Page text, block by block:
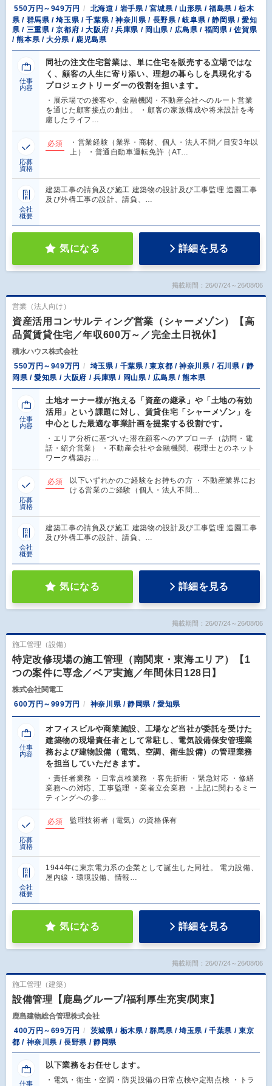
550万円～949万円
北海道 / 岩手県 / 宮城県 / 山形県 / 福島県 / 栃木
県 / 群馬県 / 埼玉県 / 千葉県 / 神奈川県 / 長野県 / 岐阜県 / 静岡県 / 愛知
県 / 三重県 / 京都府 / 大阪府 / 兵庫県 / 岡山県 / 広島県 / 福岡県 / 佐賀県
/ 熊本県 / 大分県 / 鹿児島県
仕事
内容
同社の注文住宅営業は、単に住宅を販売する立場ではな
く、顧客の人生に寄り添い、理想の暮らしを具現化する
プロジェクトリーダーの役割を担います。
・展示場での接客や、金融機関・不動産会社へのルート営業
を通じた顧客接点の創出。 ・顧客の家族構成や将来設計を考
慮したライフ…
応募
資格
必須
・営業経験（業界・商材、個人・法人不問／目安3年以
上） ・普通自動車運転免許（AT…
会社
概要
建築工事の請負及び施工 建築物の設計及び工事監理 造園工事
及び外構工事の設計、請負、…
気になる 詳細を見る
掲載期間：26/07/24～26/08/06
営業（法人向け）
資産活用コンサルティング営業（シャーメゾン）【高
品質賃貸住宅／年収600万～／完全土日祝休】
積水ハウス株式会社
550万円～949万円
埼玉県 / 千葉県 / 東京都 / 神奈川県 / 石川県 / 静
岡県 / 愛知県 / 大阪府 / 兵庫県 / 岡山県 / 広島県 / 熊本県
仕事
内容
土地オーナー様が抱える「資産の継承」や「土地の有効
活用」という課題に対し、賃貸住宅「シャーメゾン」を
中心とした最適な事業計画を提案する役割です。
・エリア分析に基づいた潜在顧客へのアプローチ（訪問・電
話・紹介営業） ・不動産会社や金融機関、税理士とのネット
ワーク構築お…
応募
資格
必須
以下いずれかのご経験をお持ちの方 ・不動産業界にお
ける営業のご経験（個人・法人不問…
会社
概要
建築工事の請負及び施工 建築物の設計及び工事監理 造園工事
及び外構工事の設計、請負、…
気になる 詳細を見る
掲載期間：26/07/24～26/08/06
施工管理（設備）
特定改修現場の施工管理（南関東・東海エリア）【1
つの案件に専念／ベア実施／年間休日128日】
株式会社関電工
600万円～999万円
神奈川県 / 静岡県 / 愛知県
仕事
内容
オフィスビルや商業施設、工場など当社が委託を受けた
建築物の現場責任者として常駐し、電気設備保安管理業
務および建物設備（電気、空調、衛生設備）の管理業務
を担当していただきます。
・責任者業務 ・日常点検業務 ・客先折衝 ・緊急対応 ・修繕
業務への対応、工事監理 ・業者立会業務 ・上記に関わるミー
ティングへの参…
応募
資格
必須 監理技術者（電気）の資格保有
会社
概要
1944年に東京電力系の企業として誕生した同社。 電力設備、
屋内線・環境設備、情報…
気になる 詳細を見る
掲載期間：26/07/24～26/08/06
施工管理（建築）
設備管理【鹿島グループ/福利厚生充実/関東】
鹿島建物総合管理株式会社
400万円～699万円
茨城県 / 栃木県 / 群馬県 / 埼玉県 / 千葉県 / 東京
都 / 神奈川県 / 長野県 / 静岡県
仕事
以下業務をお任せします。
・電気・衛生・空調・防災設備の日常点検や定期点検 ・トラ